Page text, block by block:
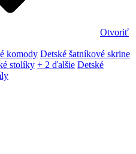
Otvoriť
komody Detské šatníkové skrine
stolíky + 2 ďalšie Detské